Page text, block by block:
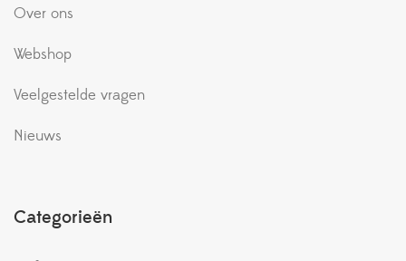
Over ons
Webshop
Veelgestelde vragen
Nieuws
Categorieën